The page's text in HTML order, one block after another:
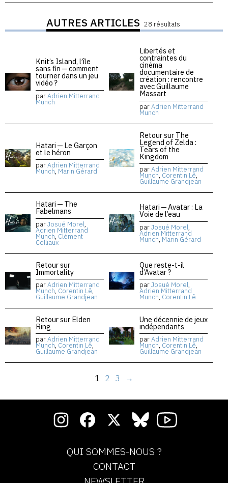
AUTRES ARTICLES 28 résultats
Knit’s Island, l’île
sans fin — comment
tourner dans un jeu
vidéo ?
parAdrien Mitterrand
Munch
Libertés et
contraintes du
cinéma
documentaire de
création : rencontre
avec Guillaume
Massart
parAdrien Mitterrand
Munch
Hatari — Le Garçon
et le héron
parAdrien Mitterrand
Munch, Marin Gérard
Retour sur The
Legend of Zelda :
Tears of the
Kingdom
parAdrien Mitterrand
Munch, Corentin Lê,
Guillaume Grandjean
Hatari — The
Fabelmans
parJosué Morel,
Adrien Mitterrand
Munch, Clément
Colliaux
Hatari — Avatar : La
Voie de l’eau
parJosué Morel,
Adrien Mitterrand
Munch, Marin Gérard
Retour sur
Immortality
parAdrien Mitterrand
Munch, Corentin Lê,
Guillaume Grandjean
Que reste-t-il
d’Avatar ?
parJosué Morel,
Adrien Mitterrand
Munch, Corentin Lê
Retour sur Elden
Ring
parAdrien Mitterrand
Munch, Corentin Lê,
Guillaume Grandjean
Une décennie de jeux
indépendants
parAdrien Mitterrand
Munch, Corentin Lê,
Guillaume Grandjean
1 2 3 →
QUI SOMMES-NOUS ?
CONTACT